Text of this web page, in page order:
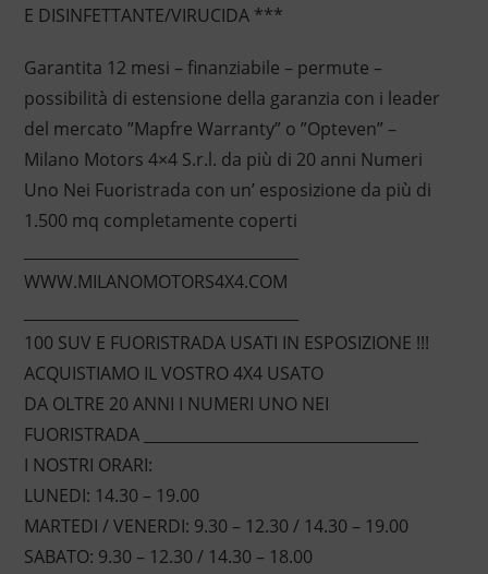
E DISINFETTANTE/VIRUCIDA ***
Garantita 12 mesi – finanziabile – permute –
possibilità di estensione della garanzia con i leader
del mercato ”Mapfre Warranty” o ”Opteven” –
Milano Motors 4×4 S.r.l. da più di 20 anni Numeri
Uno Nei Fuoristrada con un’ esposizione da più di
1.500 mq completamente coperti
WWW.MILANOMOTORS4X4.COM
100 SUV E FUORISTRADA USATI IN ESPOSIZIONE !!!
ACQUISTIAMO IL VOSTRO 4X4 USATO
DA OLTRE 20 ANNI I NUMERI UNO NEI
FUORISTRADA ____________________________________
I NOSTRI ORARI:
LUNEDI: 14.30 – 19.00
MARTEDI / VENERDI: 9.30 – 12.30 / 14.30 – 19.00
SABATO: 9.30 – 12.30 / 14.30 – 18.00